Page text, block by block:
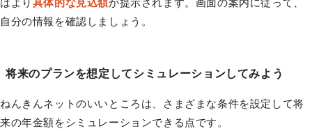
はより 具体的な見込額 が提示されます。画面の案内に従って、
自分の情報を確認しましょう。
将来のプランを想定してシミュレーションしてみよう
ねんきんネットのいいところは、さまざまな条件を設定して将
来の年金額をシミュレーションできる点です。